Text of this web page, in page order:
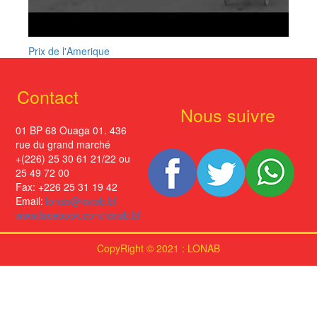
Prix de l'Amerique
Contact
01 BP 68 Ouaga 01. 436
rue du grand marché
+(226) 25 30 61 21/22 ou
25 49 72 00
Fax: +226 25 31 19 42
Email: lonab@lonab.bf
www.facebook.com/lonab.bf
Nous suivre
CopyRight © 2021 : LONAB